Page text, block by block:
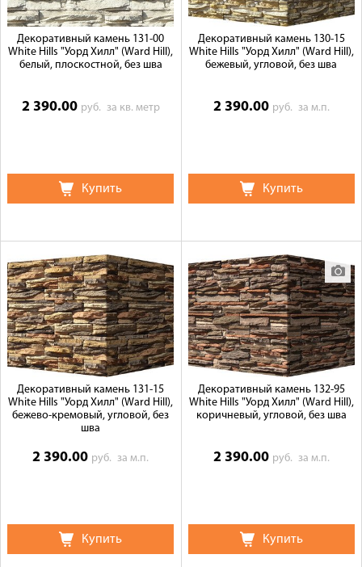
Декоративный камень 131-00
White Hills "Уорд Хилл" (Ward Hill),
белый, плоскостной, без шва
2 390.00 руб. за кв. метр
Купить
Декоративный камень 130-15
White Hills "Уорд Хилл" (Ward Hill),
бежевый, угловой, без шва
2 390.00 руб. за м.п.
Купить
Декоративный камень 131-15
White Hills "Уорд Хилл" (Ward Hill),
бежево-кремовый, угловой, без
шва
2 390.00 руб.за м.п.
Купить
Декоративный камень 132-95
White Hills "Уорд Хилл" (Ward Hill),
коричневый, угловой, без шва
2 390.00 руб. за м.п.
Купить